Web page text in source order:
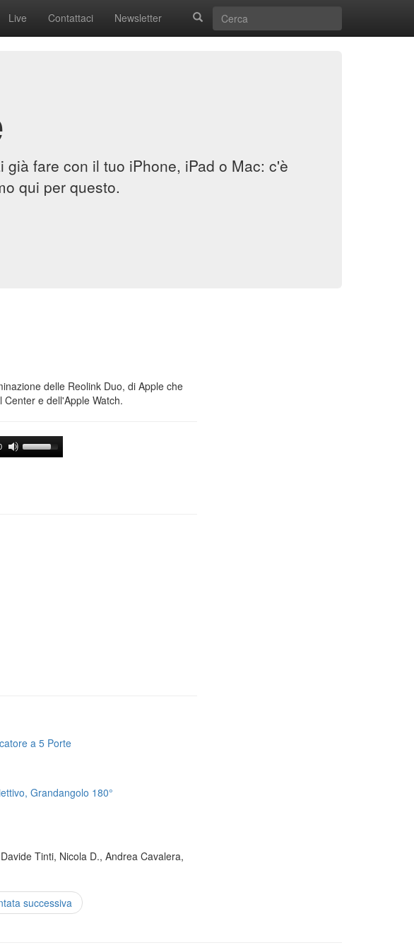
Live Contattaci Newsletter
fare con il tuo iPhone, iPad o Mac: c'è
qui per questo.
delle Reolink Duo, di Apple che
e dell'Apple Watch.
a 5 Porte
Grandangolo 180°
Tinti, Nicola D., Andrea Cavalera,
successiva